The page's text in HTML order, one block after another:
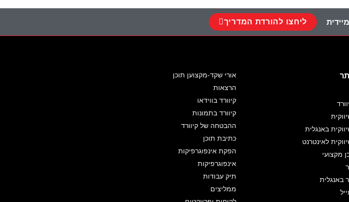
ליחצו להורדת המדריך
באנגלית
לאינטרנט
מקצועי
באנגלית
אורי שקד-מקצוען תוכן
הרצאות
קיוורד בווידאו
קיוורד בתמונות
ההבטחה של קיוורד
כתיבת תוכן
הפקת אינפוגרפיקות
אינפוגרפיקות
תיק עבודות
ממליצים